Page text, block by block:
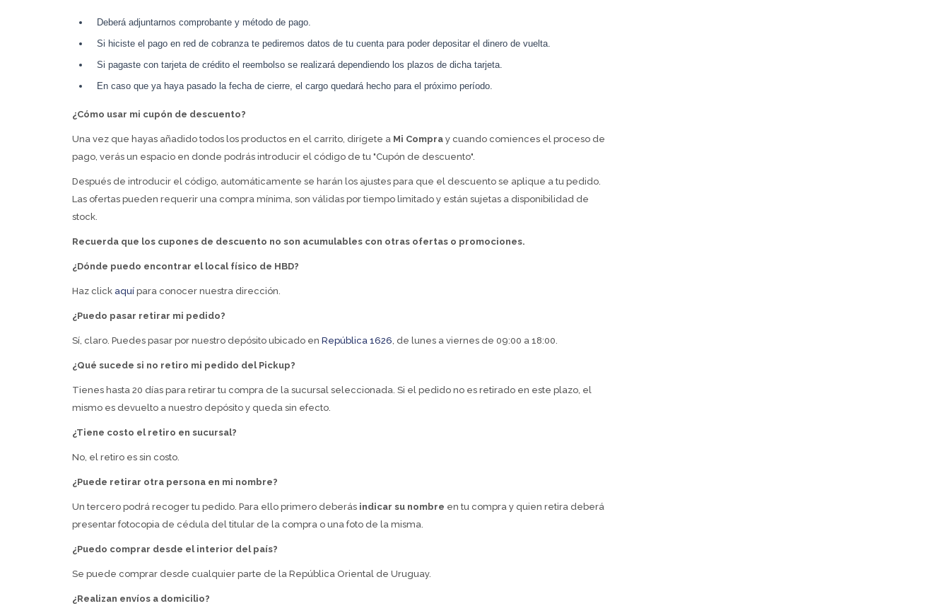
Deberá adjuntarnos comprobante y método de pago.
Si hiciste el pago en red de cobranza te pediremos datos de tu cuenta para poder depositar el dinero de vuelta.
Si pagaste con tarjeta de crédito el reembolso se realizará dependiendo los plazos de dicha tarjeta.
En caso que ya haya pasado la fecha de cierre, el cargo quedará hecho para el próximo período.
¿Cómo usar mi cupón de descuento?
Una vez que hayas añadido todos los productos en el carrito, dirígete a Mi Compra y cuando comiences el proceso de
pago, verás un espacio en donde podrás introducir el código de tu "Cupón de descuento".
Después de introducir el código, automáticamente se harán los ajustes para que el descuento se aplique a tu pedido.
Las ofertas pueden requerir una compra mínima, son válidas por tiempo limitado y están sujetas a disponibilidad de
stock.
Recuerda que los cupones de descuento no son acumulables con otras ofertas o promociones.
¿Dónde puedo encontrar el local físico de HBD?
Haz click aquí para conocer nuestra dirección.
¿Puedo pasar retirar mi pedido?
Sí, claro. Puedes pasar por nuestro depósito ubicado en República 1626, de lunes a viernes de 09:00 a 18:00.
¿Qué sucede si no retiro mi pedido del Pickup?
Tienes hasta 20 días para retirar tu compra de la sucursal seleccionada. Si el pedido no es retirado en este plazo, el
mismo es devuelto a nuestro depósito y queda sin efecto.
¿Tiene costo el retiro en sucursal?
No, el retiro es sin costo.
¿Puede retirar otra persona en mi nombre?
Un tercero podrá recoger tu pedido. Para ello primero deberás indicar su nombre en tu compra y quien retira deberá
presentar fotocopia de cédula del titular de la compra o una foto de la misma.
¿Puedo comprar desde el interior del país?
Se puede comprar desde cualquier parte de la República Oriental de Uruguay.
¿Realizan envíos a domicilio?